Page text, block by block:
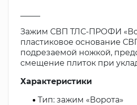
Зажим СВП ТЛС-ПРОФИ
пластиковое основание
подрезаемой ножкой,
смещение плиток при
Характеристики
Тип: зажим «Ворота»